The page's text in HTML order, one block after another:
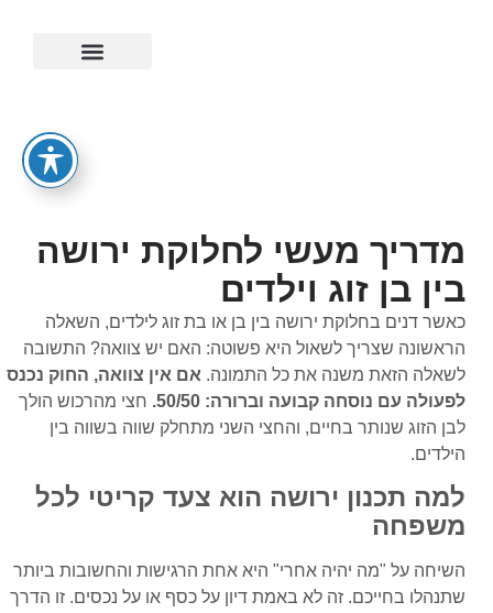
מדריך מעשי לחלוקת ירושה
בין בן זוג וילדים
כאשר דנים בחלוקת ירושה בין בן או בת זוג לילדים, השאלה
הראשונה שצריך לשאול היא פשוטה: האם יש צוואה? התשובה
לשאלה הזאת משנה את כל התמונה. אם אין צוואה, החוק נכנס
לפעולה עם נוסחה קבועה וברורה: 50/50.
חצי מהרכוש הולך
לבן הזוג שנותר בחיים, והחצי השני מתחלק שווה בשווה בין
הילדים.
למה תכנון ירושה הוא צעד קריטי לכל
משפחה
השיחה על "מה יהיה אחרי" היא אחת הרגישות והחשובות ביותר
שתנהלו בחייכם. זה לא באמת דיון על כסף או על נכסים. זו הדרך